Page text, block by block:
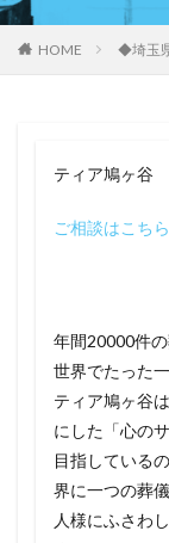
HOME ◆埼玉
ティア鳩ヶ谷
ご相談はこち
年間20000件
世界でたった
ティア鳩ヶ谷
にした「心の
目指している
界に一つの葬
人様にふさわ